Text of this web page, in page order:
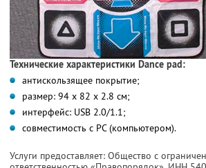
Технические характеристики Dance pad:
антискользящее покрытие;
размер: 94 х 82 х 2.8 см;
интерфейс: USB 2.0/1.1;
совместимость с PC (компьютером).
Услуги предоставляет: Общество с